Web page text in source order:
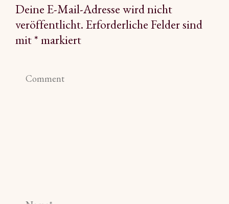
Deine E-Mail-Adresse wird nicht
veröffentlicht.Erforderliche Felder sind
mit*markiert